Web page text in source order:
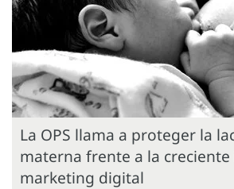
La OPS llama a proteger la
materna frente a la
marketing digital